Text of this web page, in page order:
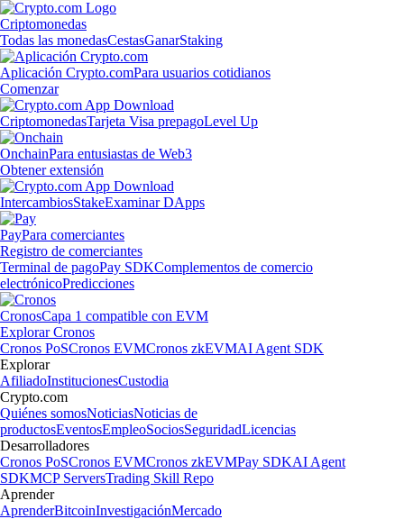
Criptomonedas
Todas las monedasCestasGanarStaking
Aplicación Crypto.comPara usuarios cotidianos
Comenzar
CriptomonedasTarjeta Visa prepagoLevel Up
OnchainPara entusiastas de Web3
Obtener extensión
IntercambiosStakeExaminar DApps
PayPara comerciantes
Registro de comerciantes
Terminal de pagoPay SDKComplementos de comercio
electrónicoPredicciones
CronosCapa 1 compatible con EVM
Explorar Cronos
Cronos PoSCronos EVMCronos zkEVMAI Agent SDK
Explorar
AfiliadoInstitucionesCustodia
Crypto.com
Quiénes somosNoticiasNoticias de
productosEventosEmpleoSociosSeguridadLicencias
Desarrolladores
Cronos PoSCronos EVMCronos zkEVMPay SDKAI Agent
SDKMCP ServersTrading Skill Repo
Aprender
AprenderBitcoinInvestigaciónMercado